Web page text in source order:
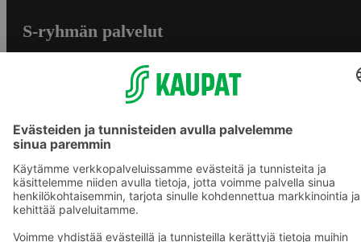
S-ryhmän palvelut
S-ostoslista -sovellus
Prisma.fi
Sokos.fi
S-Pankki
Yhteishyvä
Sokos Hotels
Raflaamo